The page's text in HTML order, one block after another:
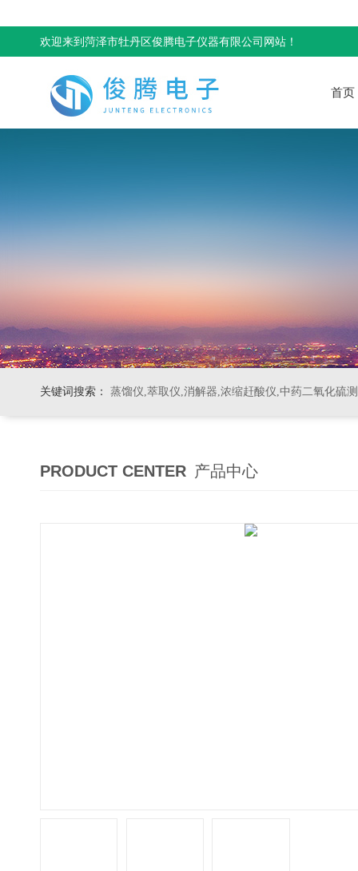
欢迎来到菏泽市牡丹区俊腾电子仪器有限公司网站！
首页
关键词搜索： 蒸馏仪,萃取仪,消解器,浓缩赶酸仪,中药二氧化硫
PRODUCT CENTER 产品中心